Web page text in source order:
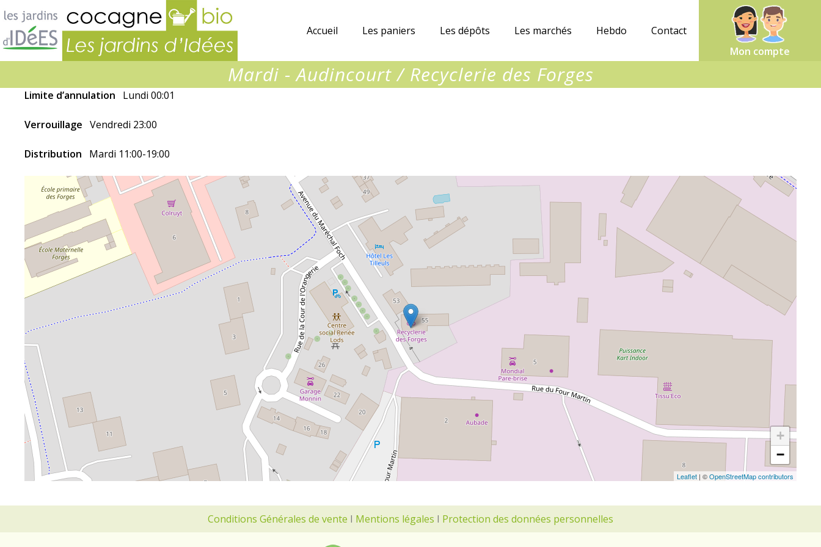
Accueil Les paniers Les dépôts Les marchés Hebdo
Contact
Mon compte
Mardi - Audincourt / Recyclerie des Forges
Limite d’annulation Lundi 00:01
Verrouillage Vendredi 23:00
Distribution Mardi 11:00-19:00
+
−
Leaflet | ©OpenStreetMap contributors
Conditions Générales de vente I Mentions légales I Protection des données personnelles